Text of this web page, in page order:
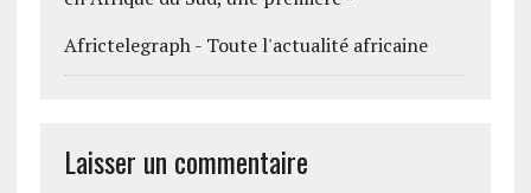
Africtelegraph - Toute l'actualité africaine
Laisser un commentaire